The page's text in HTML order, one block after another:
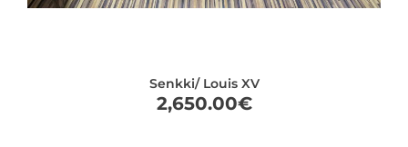
Senkki/ Louis XV
2,650.00€